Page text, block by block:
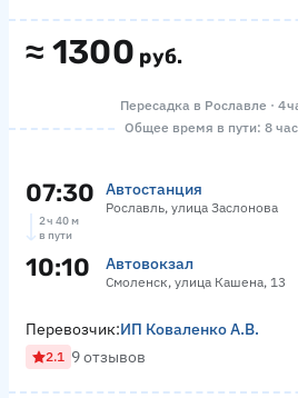
≈ 1300 руб.
Пересадка в Рославле · 4
Общее время в пути: 8
07:30 Автостанция
Рославль, улица Заслонова
2 ч 40 м
в пути
10:10 Автовокзал
Смоленск, улица Кашена, 13
Перевозчик:ИП Коваленко А.В.
2.1 9 отзывов